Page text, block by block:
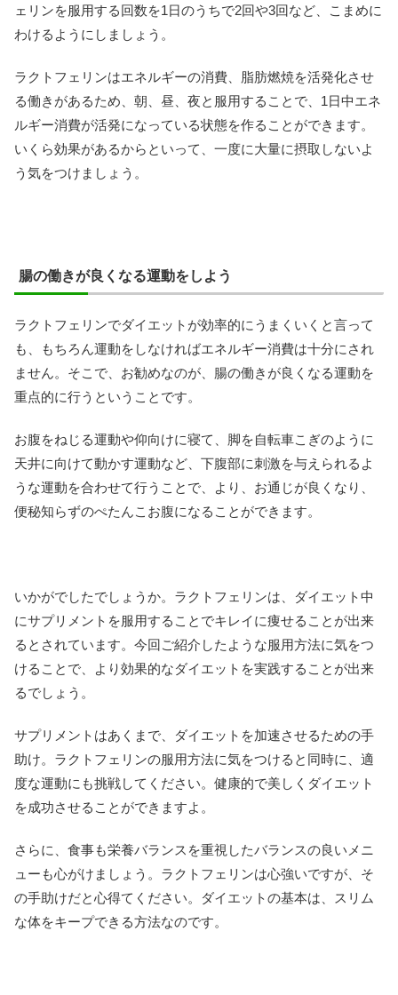
ェリンを服用する回数を1日のうちで2回や3回など、こまめに
わけるようにしましょう。
ラクトフェリンはエネルギーの消費、脂肪燃焼を活発化させ
る働きがあるため、朝、昼、夜と服用することで、1日中エネ
ルギー消費が活発になっている状態を作ることができます。
いくら効果があるからといって、一度に大量に摂取しないよ
う気をつけましょう。
腸の働きが良くなる運動をしよう
ラクトフェリンでダイエットが効率的にうまくいくと言って
も、もちろん運動をしなければエネルギー消費は十分にされ
ません。そこで、お勧めなのが、腸の働きが良くなる運動を
重点的に行うということです。
お腹をねじる運動や仰向けに寝て、脚を自転車こぎのように
天井に向けて動かす運動など、下腹部に刺激を与えられるよ
うな運動を合わせて行うことで、より、お通じが良くなり、
便秘知らずのぺたんこお腹になることができます。
いかがでしたでしょうか。ラクトフェリンは、ダイエット中
にサプリメントを服用することでキレイに痩せることが出来
るとされています。今回ご紹介したような服用方法に気をつ
けることで、より効果的なダイエットを実践することが出来
るでしょう。
サプリメントはあくまで、ダイエットを加速させるための手
助け。ラクトフェリンの服用方法に気をつけると同時に、適
度な運動にも挑戦してください。健康的で美しくダイエット
を成功させることができますよ。
さらに、食事も栄養バランスを重視したバランスの良いメニ
ューも心がけましょう。ラクトフェリンは心強いですが、そ
の手助けだと心得てください。ダイエットの基本は、スリム
な体をキープできる方法なのです。